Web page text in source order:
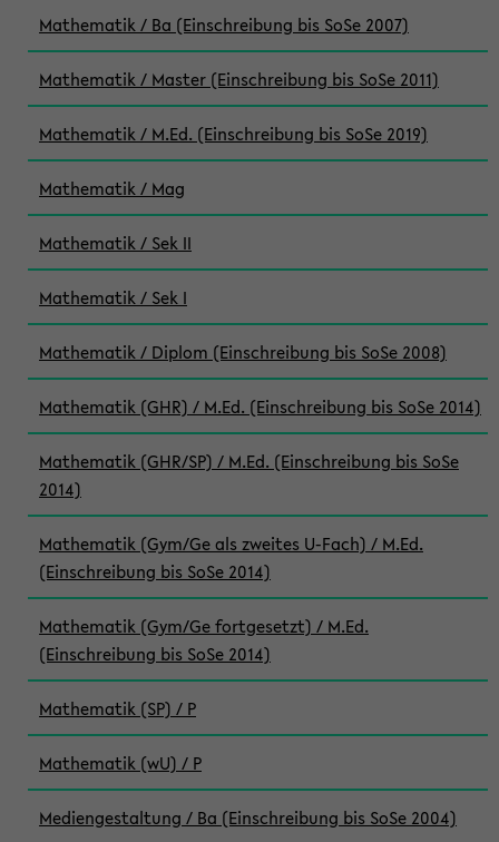
Mathematik / Ba (Einschreibung bis SoSe 2007)
Mathematik / Master (Einschreibung bis SoSe 2011)
Mathematik / M.Ed. (Einschreibung bis SoSe 2019)
Mathematik / Mag
Mathematik / Sek II
Mathematik / Sek I
Mathematik / Diplom (Einschreibung bis SoSe 2008)
Mathematik (GHR) / M.Ed. (Einschreibung bis SoSe 2014)
Mathematik (GHR/SP) / M.Ed. (Einschreibung bis SoSe
2014)
Mathematik (Gym/Ge als zweites U-Fach) / M.Ed.
(Einschreibung bis SoSe 2014)
Mathematik (Gym/Ge fortgesetzt) / M.Ed.
(Einschreibung bis SoSe 2014)
Mathematik (SP) / P
Mathematik (wU) / P
Mediengestaltung / Ba (Einschreibung bis SoSe 2004)